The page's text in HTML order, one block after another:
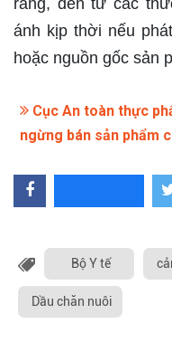
ràng, đến từ các
ánh kịp thời nếu
hoặc nguồn gốc sản
Cục An toàn thực
ngừng bán sản phẩm
Bộ Y tế
Dầu chăn nuôi